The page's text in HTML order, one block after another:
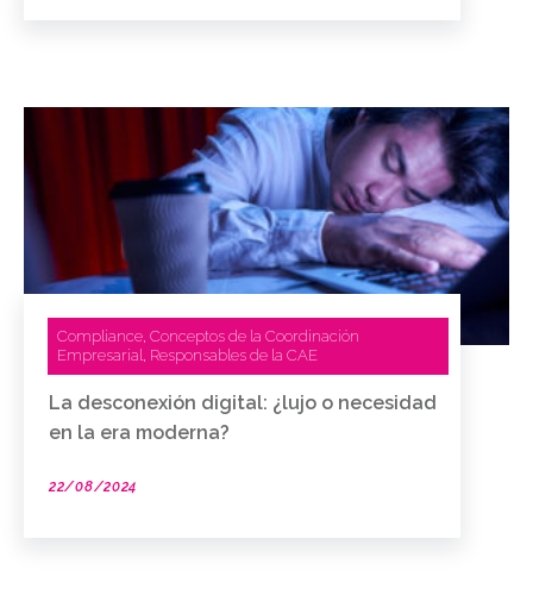
Compliance, Conceptos de la Coordinación
Empresarial, Responsables de la CAE
La desconexión digital: ¿lujo o necesidad
en la era moderna?
22/08/2024